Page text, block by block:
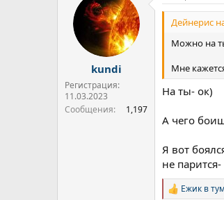
ц
и
kundi
Регистрация:
11.03.2023
Сообщения
1,197
Дейнерис
Можно на
Мне
На ты- ок)
А чего
Я вот
не
Р
Ежик в